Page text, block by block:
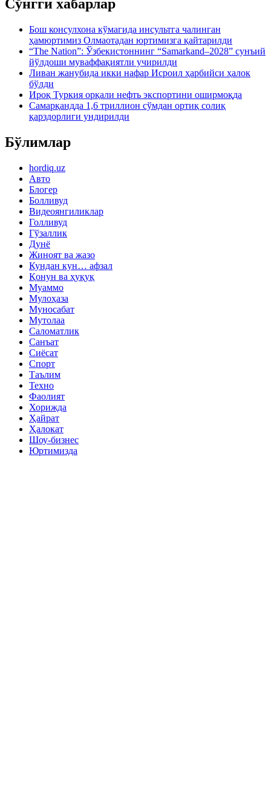
Сўнгги хабарлар
Бош консулхона кўмагида инсультга чалинган
ҳамюртимиз Олмаотадан юртимизга қайтарилди
“The Nation”: Ўзбекистоннинг “Samarkand–2028” сунъий
йўлдоши муваффақиятли учирилди
Ливан жанубида икки нафар Исроил ҳарбийси ҳалок
бўлди
Ироқ Туркия орқали нефть экспортини оширмоқда
Самарқандда 1,6 триллион сўмдан ортиқ солиқ
қарздорлиги ундирилди
Бўлимлар
hordiq.uz
Авто
Блогер
Болливуд
Видеоянгиликлар
Голливуд
Гўзаллик
Дунё
Жиноят ва жазо
Кундан кун… афзал
Қонун ва ҳуқуқ
Муаммо
Мулоҳаза
Муносабат
Мутолаа
Саломатлик
Санъат
Сиёсат
Спорт
Таълим
Техно
Фаолият
Хорижда
Ҳайрат
Ҳалокат
Шоу-бизнес
Юртимизда